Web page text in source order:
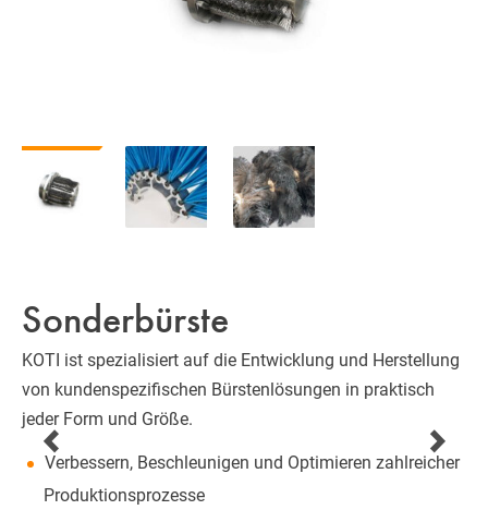
Sonderbürste
KOTI ist spezialisiert auf die Entwicklung und Herstellung
von kundenspezifischen Bürstenlösungen in praktisch
jeder Form und Größe.
Verbessern, Beschleunigen und Optimieren zahlreicher
Produktionsprozesse